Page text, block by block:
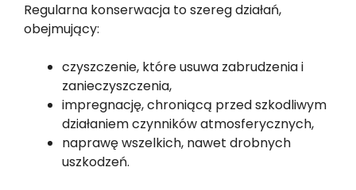
Regularna konserwacja to szereg działań,
obejmujący:
czyszczenie, które usuwa zabrudzenia i
zanieczyszczenia,
impregnację, chroniącą przed szkodliwym
działaniem czynników atmosferycznych,
naprawę wszelkich, nawet drobnych
uszkodzeń.